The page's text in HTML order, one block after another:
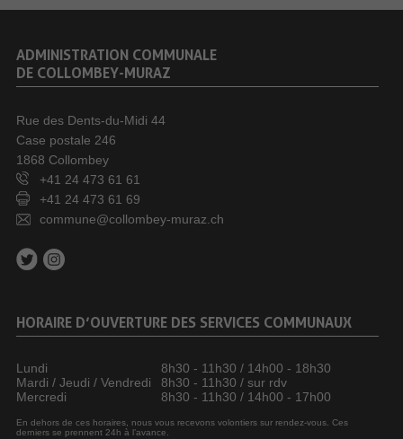
ADMINISTRATION COMMUNALE
DE COLLOMBEY-MURAZ
Rue des Dents-du-Midi 44
Case postale 246
1868 Collombey
+41 24 473 61 61
+41 24 473 61 69
commune@collombey-muraz.ch
HORAIRE D’OUVERTURE DES SERVICES COMMUNAUX
Lundi
8h30 - 11h30 / 14h00 - 18h30
Mardi / Jeudi / Vendredi
8h30 - 11h30 / sur rdv
Mercredi
8h30 - 11h30 / 14h00 - 17h00
En dehors de ces horaires, nous vous recevons volontiers sur rendez-vous. Ces
derniers se prennent 24h à l’avance.